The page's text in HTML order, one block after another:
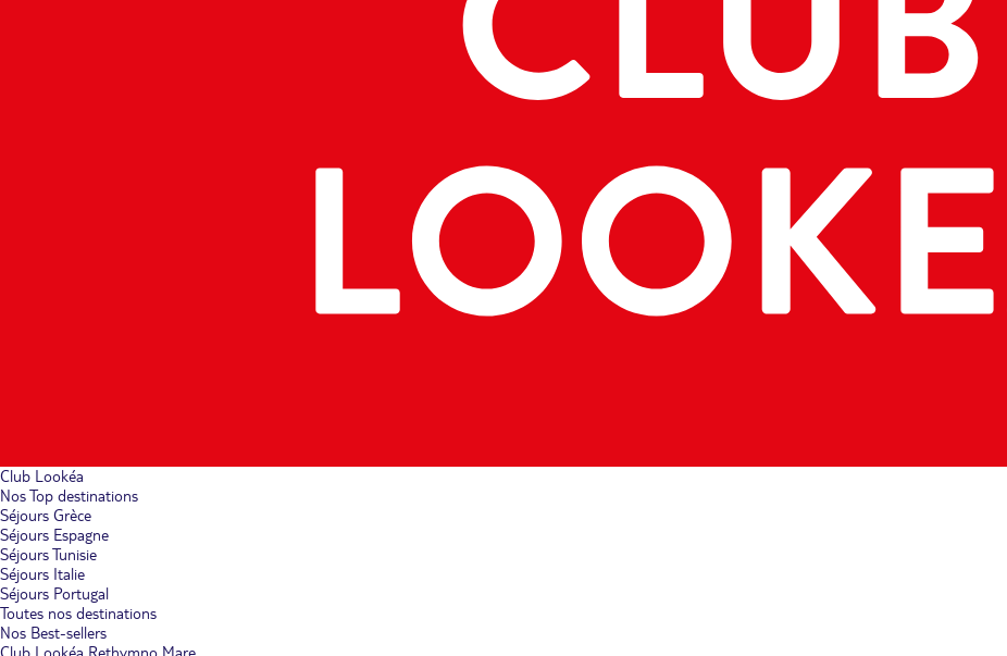
Club Lookéa
Nos Top destinations
Séjours Grèce
Séjours Espagne
Séjours Tunisie
Séjours Italie
Séjours Portugal
Toutes nos destinations
Nos Best-sellers